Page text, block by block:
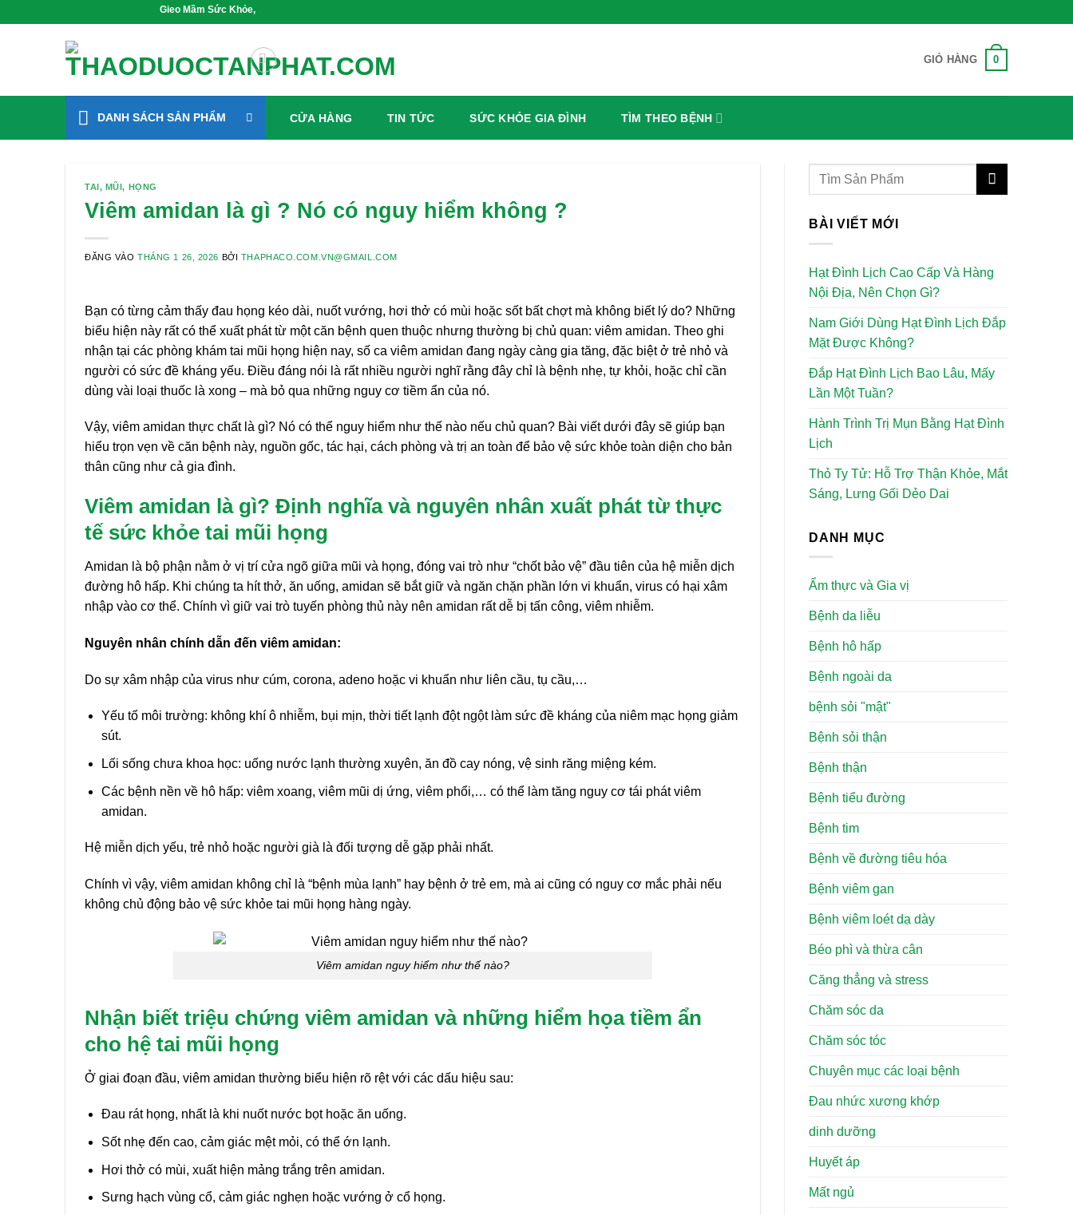
Gieo Mầm Sức Khỏe, Sống Xanh Mỗi Ngày
GIỎ HÀNG 0
DANH SÁCH SẢN PHẨM CỬA HÀNG TIN TỨC SỨC KHỎE GIA ĐÌNH TÌM THEO BỆNH
TAI, MŨI, HỌNG
Viêm amidan là gì ? Nó có nguy hiểm không ?
ĐĂNG VÀOTHÁNG 1 26, 2026 BỞI THAPHACO.COM.VN@GMAIL.COM
Bạn có từng cảm thấy đau họng kéo dài, nuốt vướng, hơi thở có mùi hoặc sốt bất chợt mà không biết lý do? Những
biểu hiện này rất có thể xuất phát từ một căn bệnh quen thuộc nhưng thường bị chủ quan: viêm amidan. Theo ghi
nhận tại các phòng khám tai mũi họng hiện nay, số ca viêm amidan đang ngày càng gia tăng, đặc biệt ở trẻ nhỏ và
người có sức đề kháng yếu. Điều đáng nói là rất nhiều người nghĩ rằng đây chỉ là bệnh nhẹ, tự khỏi, hoặc chỉ cần
dùng vài loại thuốc là xong – mà bỏ qua những nguy cơ tiềm ẩn của nó.
Vậy, viêm amidan thực chất là gì? Nó có thể nguy hiểm như thế nào nếu chủ quan? Bài viết dưới đây sẽ giúp bạn
hiểu trọn vẹn về căn bệnh này, nguồn gốc, tác hại, cách phòng và trị an toàn để bảo vệ sức khỏe toàn diện cho bản
thân cũng như cả gia đình.
Viêm amidan là gì? Định nghĩa và nguyên nhân xuất phát từ thực
tế sức khỏe tai mũi họng
Amidan là bộ phận nằm ở vị trí cửa ngõ giữa mũi và họng, đóng vai trò như “chốt bảo vệ” đầu tiên của hệ miễn dịch
đường hô hấp. Khi chúng ta hít thở, ăn uống, amidan sẽ bắt giữ và ngăn chặn phần lớn vi khuẩn, virus có hại xâm
nhập vào cơ thể. Chính vì giữ vai trò tuyến phòng thủ này nên amidan rất dễ bị tấn công, viêm nhiễm.
Nguyên nhân chính dẫn đến viêm amidan:
Do sự xâm nhập của virus như cúm, corona, adeno hoặc vi khuẩn như liên cầu, tụ cầu,…
Yếu tố môi trường: không khí ô nhiễm, bụi mịn, thời tiết lạnh đột ngột làm sức đề kháng của niêm mạc họng giảm
sút.
Lối sống chưa khoa học: uống nước lạnh thường xuyên, ăn đồ cay nóng, vệ sinh răng miệng kém.
Các bệnh nền về hô hấp: viêm xoang, viêm mũi dị ứng, viêm phổi,… có thể làm tăng nguy cơ tái phát viêm
amidan.
Hệ miễn dịch yếu, trẻ nhỏ hoặc người già là đối tượng dễ gặp phải nhất.
Chính vì vậy, viêm amidan không chỉ là “bệnh mùa lạnh” hay bệnh ở trẻ em, mà ai cũng có nguy cơ mắc phải nếu
không chủ động bảo vệ sức khỏe tai mũi họng hàng ngày.
Viêm amidan nguy hiểm như thế nào?
Nhận biết triệu chứng viêm amidan và những hiểm họa tiềm ẩn
cho hệ tai mũi họng
Ở giai đoạn đầu, viêm amidan thường biểu hiện rõ rệt với các dấu hiệu sau:
Đau rát họng, nhất là khi nuốt nước bọt hoặc ăn uống.
Sốt nhẹ đến cao, cảm giác mệt mỏi, có thể ớn lạnh.
Hơi thở có mùi, xuất hiện mảng trắng trên amidan.
Sưng hạch vùng cổ, cảm giác nghẹn hoặc vướng ở cổ họng.
BÀI VIẾT MỚI
Hạt Đình Lịch Cao Cấp Và Hàng
Nội Địa, Nên Chọn Gì?
Nam Giới Dùng Hạt Đình Lịch Đắp
Mặt Được Không?
Đắp Hạt Đình Lịch Bao Lâu, Mấy
Lần Một Tuần?
Hành Trình Trị Mụn Bằng Hạt Đình
Lịch
Thỏ Ty Tử: Hỗ Trợ Thận Khỏe, Mắt
Sáng, Lưng Gối Dẻo Dai
DANH MỤC
Ẩm thực và Gia vị
Bệnh da liễu
Bệnh hô hấp
Bệnh ngoài da
bệnh sỏi "mật"
Bệnh sỏi thận
Bệnh thận
Bệnh tiểu đường
Bệnh tim
Bệnh về đường tiêu hóa
Bệnh viêm gan
Bệnh viêm loét dạ dày
Béo phì và thừa cân
Căng thẳng và stress
Chăm sóc da
Chăm sóc tóc
Chuyên mục các loại bệnh
Đau nhức xương khớp
dinh dưỡng
Huyết áp
Mất ngủ